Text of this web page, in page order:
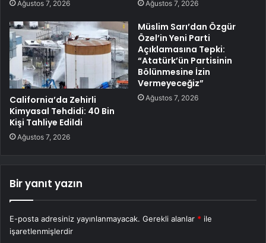
Ağustos 7, 2026 Ağustos 7, 2026
California’da Zehirli
Kimyasal Tehdidi: 40 Bin
Kişi Tahliye Edildi
Ağustos 7, 2026
Müslim Sarı’dan Özgür
Özel’in Yeni Parti
Açıklamasına Tepki:
“Atatürk’ün Partisinin
Bölünmesine İzin
Vermeyeceğiz”
Ağustos 7, 2026
Bir yanıt yazın
E-posta adresiniz yayınlanmayacak. Gerekli alanlar * ile
işaretlenmişlerdir